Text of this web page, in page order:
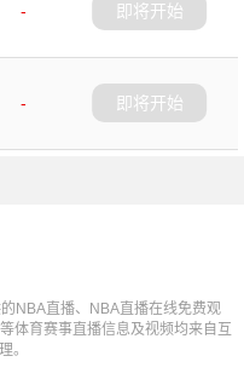
-
即将开始
-
即将开始
NBA直播、NBA直播在线免费观
体育赛事直播信息及视频均来自互
。